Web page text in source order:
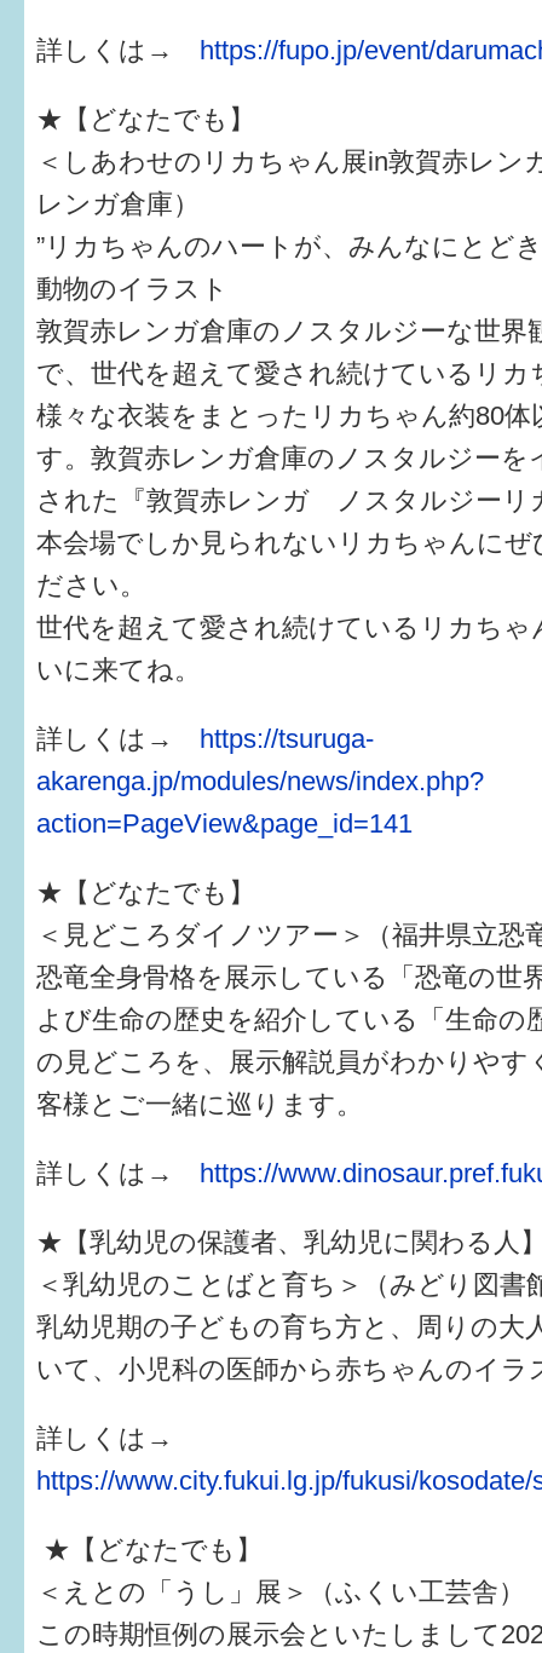
詳しくは→ https://fupo.jp/event/
★【どなたでも】
＜しあわせのリカちゃん展in敦賀赤レン
レンガ倉庫）
”リカちゃんのハートが、みんなにとど
動物のイラスト
敦賀赤レンガ倉庫のノスタルジーな世界
で、世代を超えて愛され続けているリカ
様々な衣装をまとったリカちゃん約80体
す。敦賀赤レンガ倉庫のノスタルジーを
された『敦賀赤レンガ ノスタルジーリ
本会場でしか見られないリカちゃんにぜ
ださい。
世代を超えて愛され続けているリカちゃ
いに来てね。
詳しくは→ https://tsuruga-
akarenga.jp/modules/news/index.php?
action=PageView&page_id=141
★【どなたでも】
＜見どころダイノツアー＞（福井県立恐
恐竜全身骨格を展示している「恐竜の世
よび生命の歴史を紹介している「生命の
の見どころを、展示解説員がわかりやす
客様とご一緒に巡ります。
詳しくは→ https://
★【乳幼児の保護者、乳幼児に関わる人
＜乳幼児のことばと育ち＞（みどり図書
乳幼児期の子どもの育ち方と、周りの大
いて、小児科の医師から赤ちゃんのイラ
詳しくは→
https://www.city.fukui.lg.jp/fukusi/
★【どなたでも】
＜えとの「うし」展＞（ふくい工芸舎）
この時期恒例の展示会といたしまして